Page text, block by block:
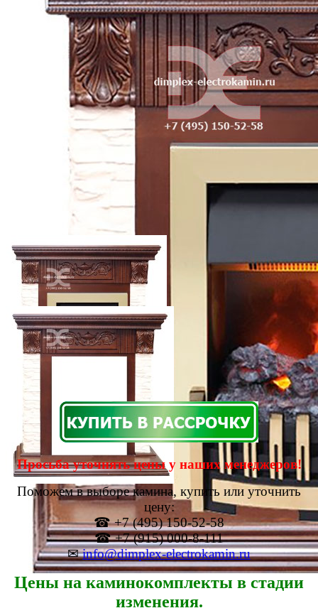
Просьба уточнять цены у наших менеджеров!
Поможем в выборе камина, купить или уточнить
цену:
☎ +7 (495) 150-52-58
☎ +7 (915) 000-8-111
✉info@dimplex-electrokamin.ru
Цены на каминокомплекты в стадии
изменения.